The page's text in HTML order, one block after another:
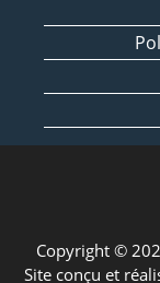
Copyright ©
Site conçu et